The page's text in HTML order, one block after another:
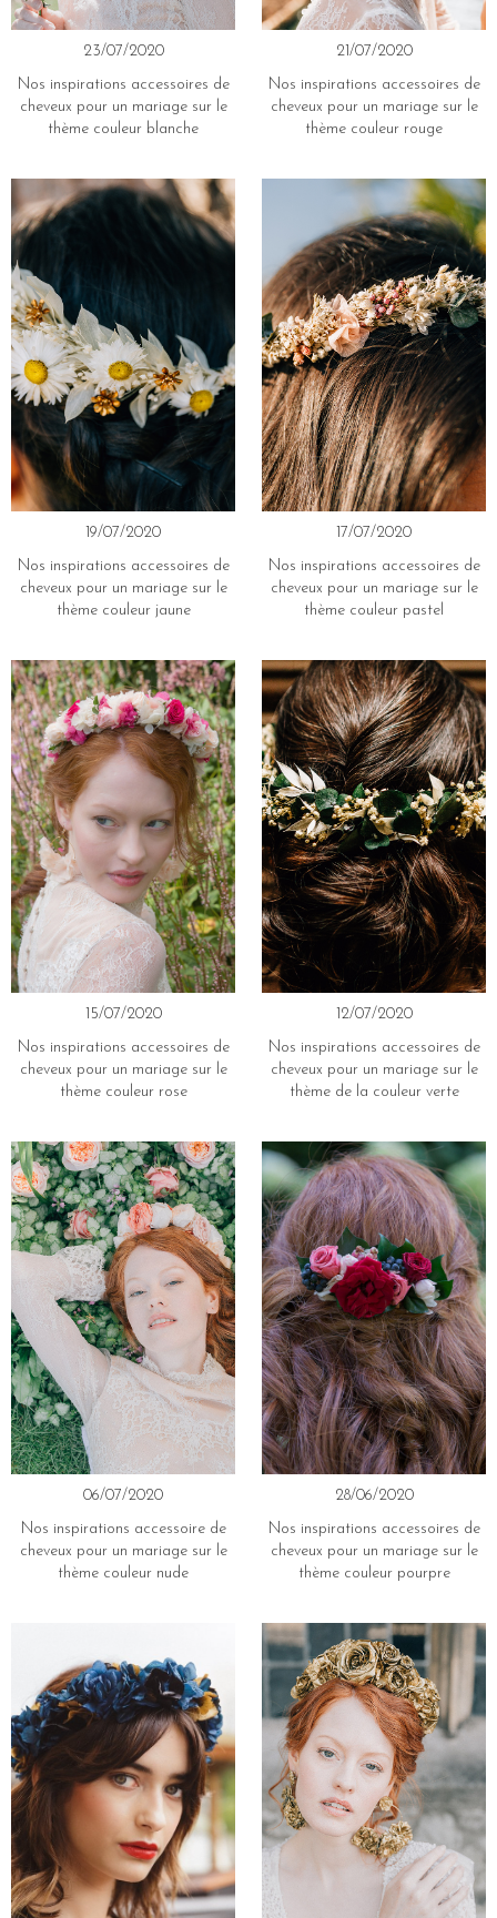
23/07/2020
Nos inspirations accessoires de
cheveux pour un mariage sur le
thème couleur blanche
21/07/2020
Nos inspirations accessoires de
cheveux pour un mariage sur le
thème couleur rouge
19/07/2020
Nos inspirations accessoires de
cheveux pour un mariage sur le
thème couleur jaune
17/07/2020
Nos inspirations accessoires de
cheveux pour un mariage sur le
thème couleur pastel
15/07/2020
Nos inspirations accessoires de
cheveux pour un mariage sur le
thème couleur rose
12/07/2020
Nos inspirations accessoires de
cheveux pour un mariage sur le
thème de la couleur verte
06/07/2020
Nos inspirations accessoire de
cheveux pour un mariage sur le
thème couleur nude
28/06/2020
Nos inspirations accessoires de
cheveux pour un mariage sur le
thème couleur pourpre